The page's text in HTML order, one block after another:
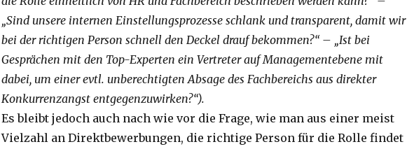
„Sind unsere internen Einstellungsprozesse schlank und transparent, damit wir
bei der richtigen Person schnell den Deckel drauf bekommen?“ – „Ist bei
Gesprächen mit den Top-Experten ein Vertreter auf Managementebene mit
dabei, um einer evtl. unberechtigten Absage des Fachbereichs aus direkter
Konkurrenzangst entgegenzuwirken?“).
Es bleibt jedoch auch nach wie vor die Frage, wie man aus einer meist
Vielzahl an Direktbewerbungen, die richtige Person für die Rolle findet